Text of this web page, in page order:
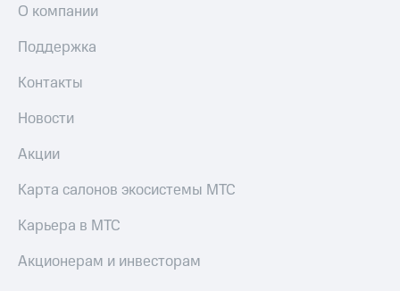
О компании
Поддержка
Контакты
Новости
Акции
Карта салонов экосистемы МТС
Карьера в МТС
Акционерам и инвесторам